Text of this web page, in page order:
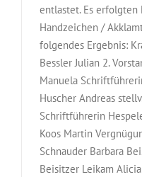
entlastet. Es erfolgten
Handzeichen /
folgendes Ergebnis:
Bessler Julian 2.
Manuela
Huscher Andreas
Schriftführerin
Koos Martin
Schnauder Barbara
Beisitzer Leikam